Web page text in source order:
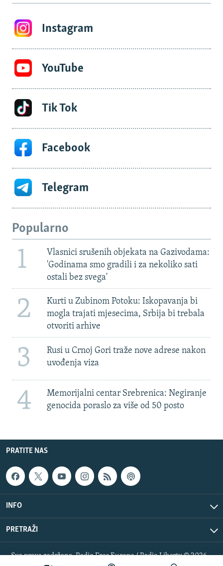
Instagram
YouTube
Tik Tok
Facebook
Telegram
Popularno
1
Vlasnici srušenih objekata na Gazivodama:
'Godinama smo gradili i za nekoliko sati
ostali bez svega'
2
Kurti u Zubinom Potoku: Iskopavanja bi
mogla trajati mjesecima, Srbija bi trebala
otvoriti arhive
3
Rusi u Crnoj Gori traže nove adrese nakon
uvođenja viza
4
Memorijalni centar Srebrenica: Negiranje
genocida poraslo za više od 50 posto
PRATITE NAS
INFO
PRETRAŽI
Sva prava zadržana. Radio Free Europe / Radio Liberty © 2026